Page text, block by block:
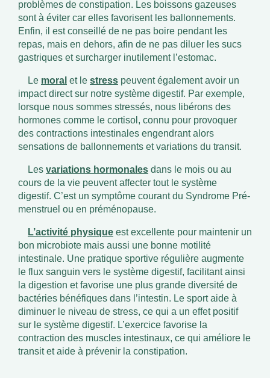
problèmes de constipation. Les boissons gazeuses
sont à éviter car elles favorisent les ballonnements.
Enfin, il est conseillé de ne pas boire pendant les
repas, mais en dehors, afin de ne pas diluer les sucs
gastriques et surcharger inutilement l’estomac.
Le moral et le stress peuvent également avoir un
impact direct sur notre système digestif. Par exemple,
lorsque nous sommes stressés, nous libérons des
hormones comme le cortisol, connu pour provoquer
des contractions intestinales engendrant alors
sensations de ballonnements et variations du transit.
Les variations hormonales dans le mois ou au
cours de la vie peuvent affecter tout le système
digestif. C’est un symptôme courant du Syndrome Pré-
menstruel ou en préménopause.
L’activité physique est excellente pour maintenir un
bon microbiote mais aussi une bonne motilité
intestinale. Une pratique sportive régulière augmente
le flux sanguin vers le système digestif, facilitant ainsi
la digestion et favorise une plus grande diversité de
bactéries bénéfiques dans l’intestin. Le sport aide à
diminuer le niveau de stress, ce qui a un effet positif
sur le système digestif. L’exercice favorise la
contraction des muscles intestinaux, ce qui améliore le
transit et aide à prévenir la constipation.